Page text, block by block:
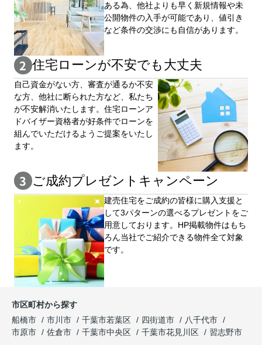
ある為、他社よりも早く新規情報や未
公開物件の⼊手が可能であり、値引き
など条件の交渉にも自信があります。
住宅ローンが不安でも大丈夫
自⼰資⾦がない⽅、審査が通るか不安
な⽅、他社に断られた⽅など、私たち
が不安解消いたします。住宅ローンア
ドバイザー資格者が好条件でローンを
組んでいただけるようご提案をいたし
ます。
ご成約プレゼントキャンペーン
建売住宅をご成約の皆様に購⼊⽀援と
して3パターンの選べるプレゼントをご
用意しております。HP掲載物件はもち
ろん当社でご紹介できる物件全て対象
です。
市区町村から探す
船橋市
市川市 千葉市若葉区 四街道市
八千代市
市原市
佐倉市 千葉市中央区 千葉市花見川区
習志野市